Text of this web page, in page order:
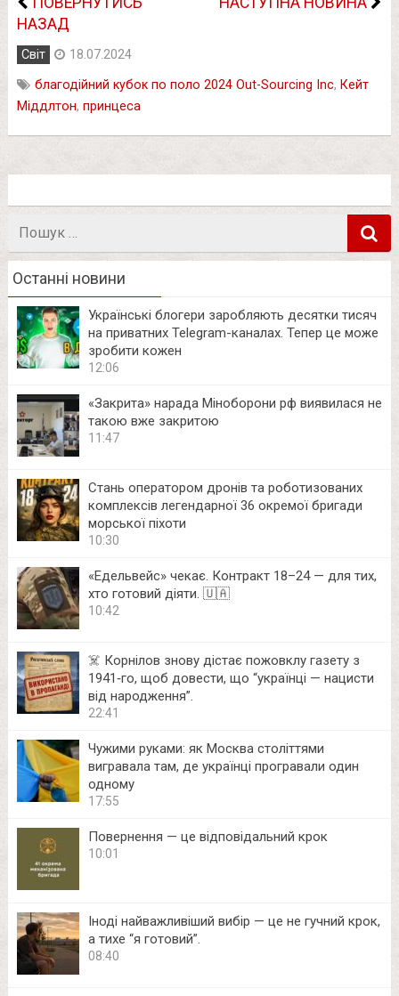
НАЗАД
Світ
18.07.2024
благодійний кубок по поло 2024 Out-Sourcing Inc, Кейт
Міддлтон, принцеса
Останні новини
Українські блогери заробляють десятки тисяч
на приватних Telegram-каналах. Тепер це може
зробити кожен
12:06
«Закрита» нарада Міноборони рф виявилася не
такою вже закритою
11:47
Стань оператором дронів та роботизованих
комплексів легендарної 36 окремої бригади
морської піхоти
10:30
«Едельвейс» чекає. Контракт 18–24 — для тих,
хто готовий діяти. 🇺🇦
10:42
☠️ Корнілов знову дістає пожовклу газету з
1941‑го, щоб довести, що “українці — нацисти
від народження”.
22:41
Чужими руками: як Москва століттями
вигравала там, де українці програвали один
одному
17:55
Повернення — це відповідальний крок
10:01
Іноді найважливіший вибір — це не гучний крок,
а тихе “я готовий”.
08:40